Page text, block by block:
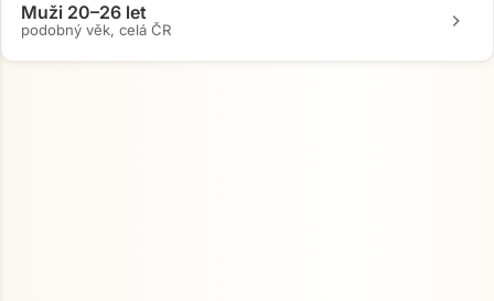
Muži 20–26 let
podobný věk, celá ČR chevron_right